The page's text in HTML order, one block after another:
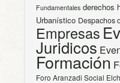
Fundamentales derechos
Urbanístico Despachos
Empresas
Juridicos
Formación
Foro Aranzadi Social